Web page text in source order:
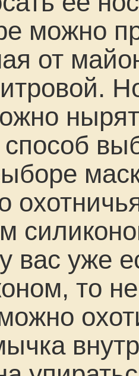
то не
внутри
в
со
кого зрения
маска
стекла
боковым
больше
на